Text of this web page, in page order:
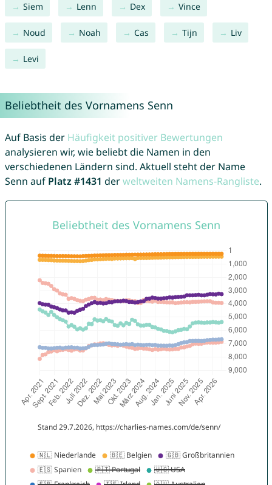
Siem Lenn Dex Vince
Noud Noah Cas Tijn Liv
Levi
Beliebtheit des Vornamens Senn
Auf Basis der Häufigkeit positiver Bewertungen
analysieren wir, wie beliebt die Namen in den
verschiedenen Ländern sind. Aktuell steht der Name
Senn auf Platz #1431 derweltweiten Namens-Rangliste.